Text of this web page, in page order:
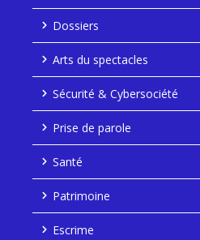
Dossiers
Arts du spectacles
Sécurité & Cybersociété
Prise de parole
Santé
Patrimoine
Escrime